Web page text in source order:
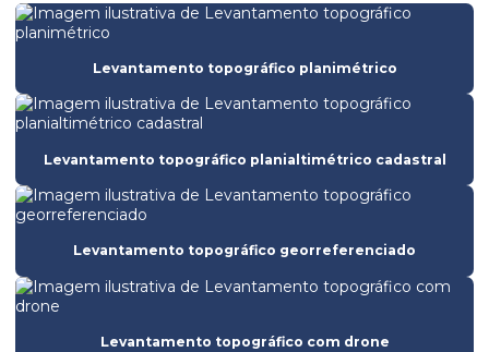
Batimetria de lagos
Empresa de análise de solo
Empresa de batimetria
Empresa de ensaio de ruptura do concreto
Empresa de ensaios de solos
Empresa de licenciamento ambiental
Empresa de obra civil
Levantamento topográfico planimétrico
Levantamento topográfico planialtimétrico cadastral
Levantamento topográfico georreferenciado
Levantamento topográfico com drone